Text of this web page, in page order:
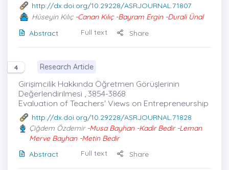
http://dx.doi.org/10.29228/ASRJOURNAL.71807
Hüseyin Kılıç-Canan Kılıç -Bayram Ergin -Durali Ünal
Abstract
Full text Share
4 Research Article
Girişimcilik Hakkında Öğretmen Görüşlerinin
Değerlendirilmesi , 3854-3868
Evaluation of Teachers' Views on Entrepreneurship
http://dx.doi.org/10.29228/ASRJOURNAL.71828
Çiğdem Özdemir-Musa Bayhan -Kadir Bedir -Leman
Merve Bayhan -Metin Bedir
Abstract
Full text Share